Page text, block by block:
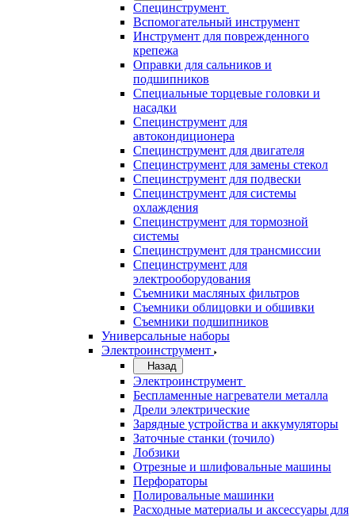
Специнструмент
Вспомогательный инструмент
Инструмент для поврежденного
крепежа
Оправки для сальников и
подшипников
Специальные торцевые головки и
насадки
Специнструмент для
автокондиционера
Специнструмент для двигателя
Специнструмент для замены стекол
Специнструмент для подвески
Специнструмент для системы
охлаждения
Специнструмент для тормозной
системы
Специнструмент для трансмиссии
Специнструмент для
электрооборудования
Съемники масляных фильтров
Съемники облицовки и обшивки
Съемники подшипников
Универсальные наборы
Электроинструмент
Назад
Электроинструмент
Беспламенные нагреватели металла
Дрели электрические
Зарядные устройства и аккумуляторы
Заточные станки (точило)
Лобзики
Отрезные и шлифовальные машины
Перфораторы
Полировальные машинки
Расходные материалы и аксессуары для